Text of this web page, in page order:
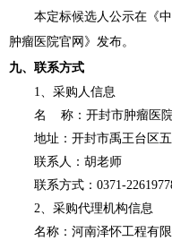
本定标候选人公示在《
肿瘤医院官网》发布。
九、联系方式
1、采购人信息
名
称：开封市肿瘤医
地址：开封市禹王台区
联系人：胡老师
联系方式： 0371-
2、采购代理机构信息
名称：河南泽怀工程有限